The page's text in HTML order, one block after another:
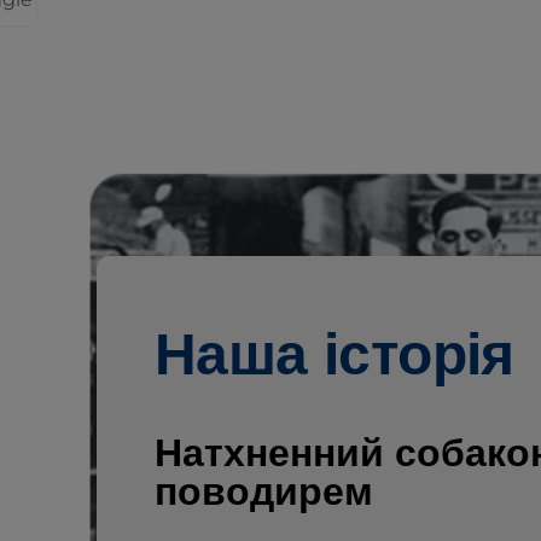
Наша історія
Натхненний
поводирем